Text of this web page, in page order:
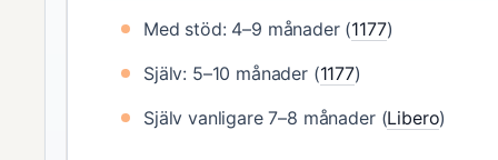
Med stöd: 4–9 månader (1177)
Själv: 5–10 månader (1177)
Själv vanligare 7–8 månader (Libero)